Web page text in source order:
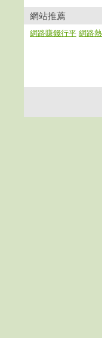
網站推薦
網路賺錢行平 網路